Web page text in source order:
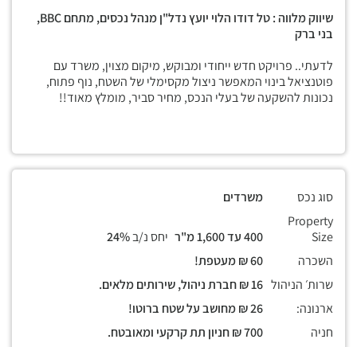
שיווק מלווה : טל דודו הלוי יועץ נדל"ן מנהל נכסים, מתחם
בני ברק
לדעתי.. פרויקט חדש ייחודי ומבוקש, מיקום מצוין, משרד עם
פוטנציאל בינוי המאפשר ניצול מקסימלי של השטח, נוף פתוח,
נכונות להשקעה של בעלי הנכס, מחיר סביר, מומלץ מאוד!!
סוג נכס
משרדים
Property
Size
יחס נ/ב
השכרה
שרות׳ הניהול
ארנונה:
חניה